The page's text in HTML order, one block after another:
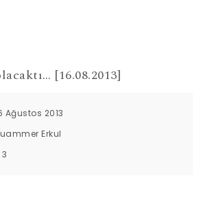
[16.08.2013]
Ağustos 2013
Erkul
3